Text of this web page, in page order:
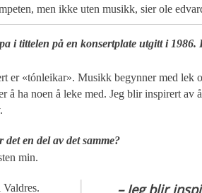
men ikke uten musikk, sier ole
i tittelen på en konsertplate utgitt i 1986.
er «tónleikar». Musikk begynner med lek
ha noen å leke med. Jeg blir inspirert av
en del av det samme?
min.
– Jeg blir